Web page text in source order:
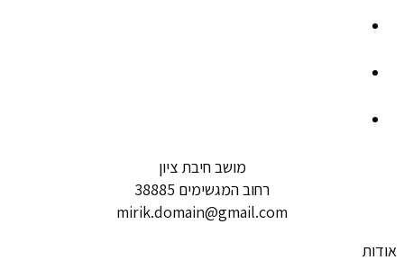
מושב חיבת ציון
רחוב המגשימים 38885
mirik.domain@gmail.com
אודות